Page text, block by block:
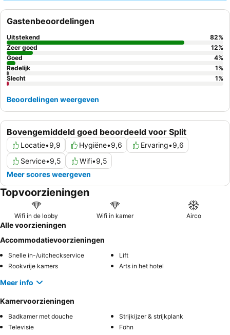
uitzonderlijke personeel om hun gastvrije houding en
behulpzame aanbevelingen. Voor een unieke ervaring kunt u
overwegen een kamer op een hogere verdieping te boeken voor
een potentieel uitzicht op de historische omgeving.
Bovengemiddeld goed beoordeeld voor Split
Locatie•9,9 Hygiëne•9,6 Ervaring•9,6
Service•9,5 Wifi•9,5
Meer scores weergeven
Gastenbeoordelingen
Uitstekend 82%
Zeer goed
12%
Goed
4%
Redelijk
1%
Slecht
1%
Beoordelingen weergeven
Topvoorzieningen
Wifi in de lobby Wifi in kamer Airco
Alle voorzieningen
Accommodatievoorzieningen
Snelle in-/uitcheckservice
Lift
Rookvrije kamers
Arts in het hotel
Meer info
Kamervoorzieningen
Badkamer met douche
Strijkijzer & strijkplank
Televisie
Föhn